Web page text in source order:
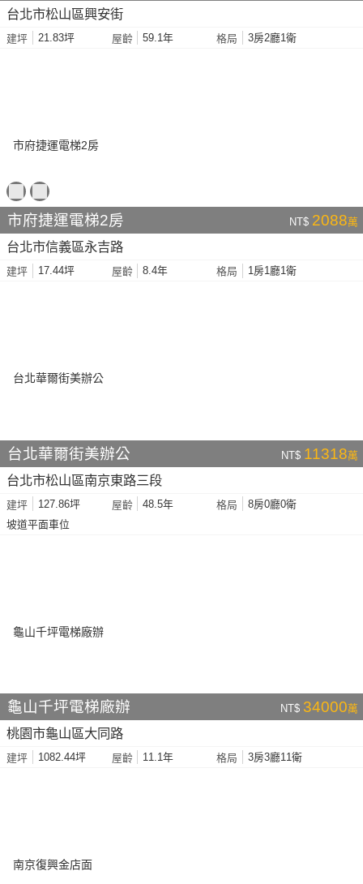
台北市松山區興安街
建坪 21.83坪 屋齡 59.1年 格局 3房2廳1衛
市府捷運電梯2房 NT$ 2088萬
台北市信義區永吉路
建坪 17.44坪 屋齡 8.4年 格局 1房1廳1衛
台北華爾街美辦公 NT$ 11318萬
台北市松山區南京東路三段
建坪 127.86坪 屋齡 48.5年 格局
8房0廳0衛
坡道平面車位
龜山千坪電梯廠辦 NT$ 34000萬
桃園市龜山區大同路
建坪 1082.44坪 屋齡 11.1年 格局 3房3廳11衛